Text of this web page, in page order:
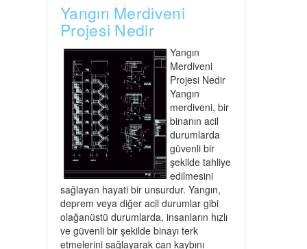
Yangın Merdiveni
Projesi Nedir
Yangın
Merdiveni
Projesi Nedir
Yangın
merdiveni, bir
binanın acil
durumlarda
güvenli bir
şekilde tahliye
edilmesini
sağlayan hayati bir unsurdur. Yangın,
deprem veya diğer acil durumlar gibi
olağanüstü durumlarda, insanların hızlı
ve güvenli bir şekilde binayı terk
etmelerini sağlayarak can kaybını